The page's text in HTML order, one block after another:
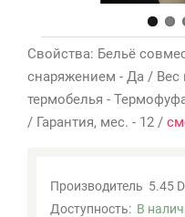
Свойства: Бельё
снаряжением - Да / Вес
термобелья -
/ Гарантия, мес. - 12 /
Производитель 5.45
Доступность: В